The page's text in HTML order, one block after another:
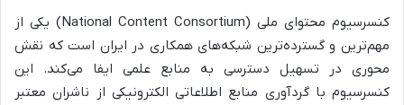
کنسرسیوم محتوای ملی (National Content Consortium) یکی از
مهم‌ترین و گسترده‌ترین شبکه‌های همکاری در ایران است که نقش
محوری در تسهیل دسترسی به منابع علمی ایفا می‌کند. این
کنسرسیوم با گردآوری منابع اطلاعاتی الکترونیکی از ناشران معتبر